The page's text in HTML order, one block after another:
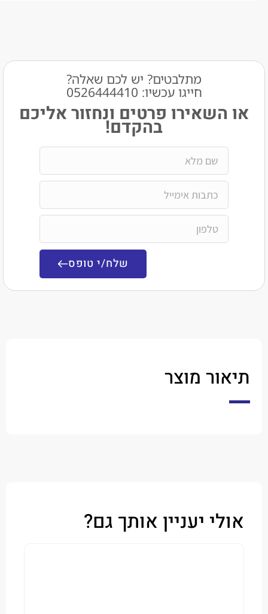
מתלבטים? יש לכם שאלה?
חייגו עכשיו: 0526444410​
פרטים ונחזור אליכם
בהקדם!
שלח/י טופס
מוצר
יעניין אותך גם?